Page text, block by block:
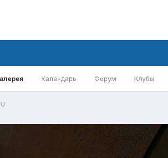
Календарь Форум Клубы